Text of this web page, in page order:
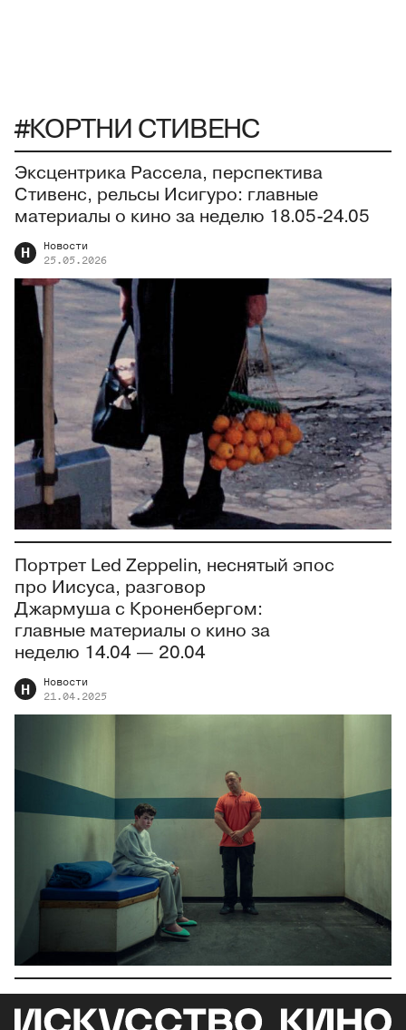
#КОРТНИ СТИВЕНС
Эксцентрика Рассела, перспектива
Стивенс, рельсы Исигуро: главные
материалы о кино за неделю 18.05-24.05
Н
Новости
25.05.2026
Портрет Led Zeppelin, неснятый эпос
про Иисуса, разговор
Джармуша с Кроненбергом:
главные материалы о кино за
неделю 14.04 — 20.04
Н
Новости
21.04.2025